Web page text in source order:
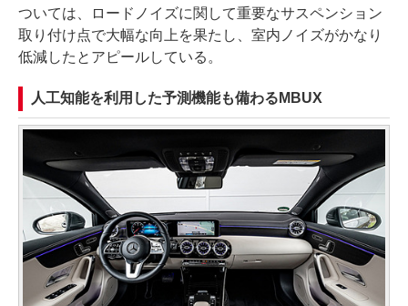
ついては、ロードノイズに関して重要なサスペンション
取り付け点で大幅な向上を果たし、室内ノイズがかなり
低減したとアピールしている。
人工知能を利用した予測機能も備わるMBUX